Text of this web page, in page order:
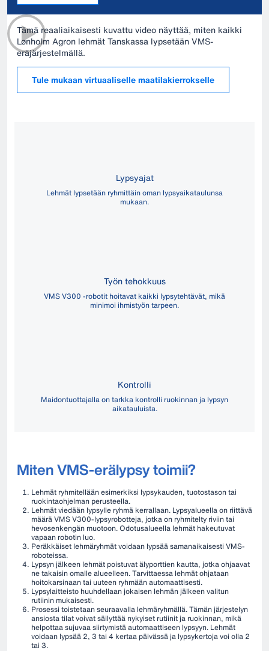
Tämä reaaliaikaisesti kuvattu video näyttää, miten kaikki
Lønholm Agron lehmät Tanskassa lypsetään VMS-
eräjärjestelmällä.
Tule mukaan virtuaaliselle maatilakierrokselle
Lypsyajat
Lehmät lypsetään ryhmittäin oman lypsyaikataulunsa
mukaan.
Työn tehokkuus
VMS V300 -robotit hoitavat kaikki lypsytehtävät, mikä
minimoi ihmistyön tarpeen.
Kontrolli
Maidontuottajalla on tarkka kontrolli ruokinnan ja lypsyn
aikatauluista.
Miten VMS-erälypsy toimii?
Lehmät ryhmitellään esimerkiksi lypsykauden, tuotostason tai
ruokintaohjelman perusteella.
Lehmät viedään lypsylle ryhmä kerrallaan. Lypsyalueella on riittävä
määrä VMS V300-lypsyrobotteja, jotka on ryhmitelty riviin tai
hevosenkengän muotoon. Odotusalueella lehmät hakeutuvat
vapaan robotin luo.
Peräkkäiset lehmäryhmät voidaan lypsää samanaikaisesti VMS-
roboteissa.
Lypsyn jälkeen lehmät poistuvat älyporttien kautta, jotka ohjaavat
ne takaisin omalle alueelleen. Tarvittaessa lehmät ohjataan
hoitokarsinaan tai uuteen ryhmään automaattisesti.
Lypsylaitteisto huuhdellaan jokaisen lehmän jälkeen valitun
rutiinin mukaisesti.
Prosessi toistetaan seuraavalla lehmäryhmällä. Tämän järjestelyn
ansiosta tilat voivat säilyttää nykyiset rutiinit ja ruokinnan, mikä
helpottaa sujuvaa siirtymistä automaattiseen lypsyyn. Lehmät
voidaan lypsää 2, 3 tai 4 kertaa päivässä ja lypsykertoja voi olla 2
tai 3.